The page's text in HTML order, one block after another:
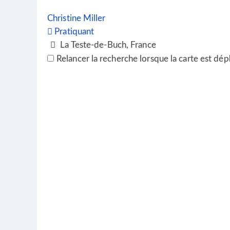
Christine Miller
Pratiquant
La Teste-de-Buch, France
+33603917699+33603917699
Relancer la recherche lorsque la carte est